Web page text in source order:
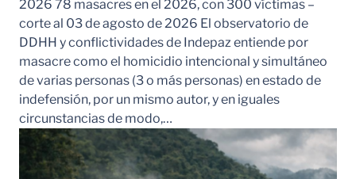
2026 78 masacres en el 2026, con 300 víctimas –
corte al 03 de agosto de 2026 El observatorio de
DDHH y conflictividades de Indepaz entiende por
masacre como el homicidio intencional y simultáneo
de varias personas (3 o más personas) en estado de
indefensión, por un mismo autor, y en iguales
circunstancias de modo,…